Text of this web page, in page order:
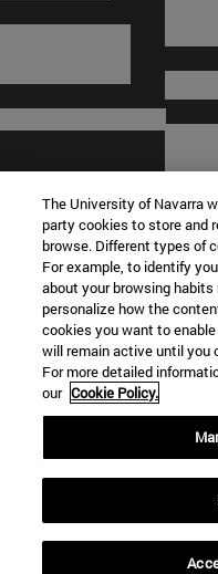
© Universidad de Navarra
Información legal
Términos y condiciones
Accesibilidad
Configuración de cookies
Localizador de campus
The University of Navarra
party cookies to store and
browse. Different types of
For example, to identify
about your browsing
personalize how the
cookies you want to
will remain active until you
For more detailed
our Cookie Policy.